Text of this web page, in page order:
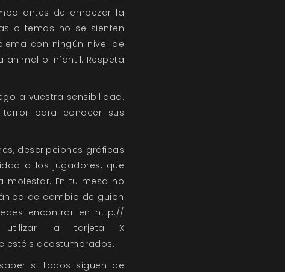
antes de empezar la
o temas no se sienten
con ningún nivel de
o infantil. Respeta
a vuestra sensibilidad.
para conocer sus
descripciones gráficas
a los jugadores, que
molestar. En tu mesa no
de cambio de guion
encontrar en http://
utilizar la tarjeta X
estéis acostumbrados.
si todos siguen de